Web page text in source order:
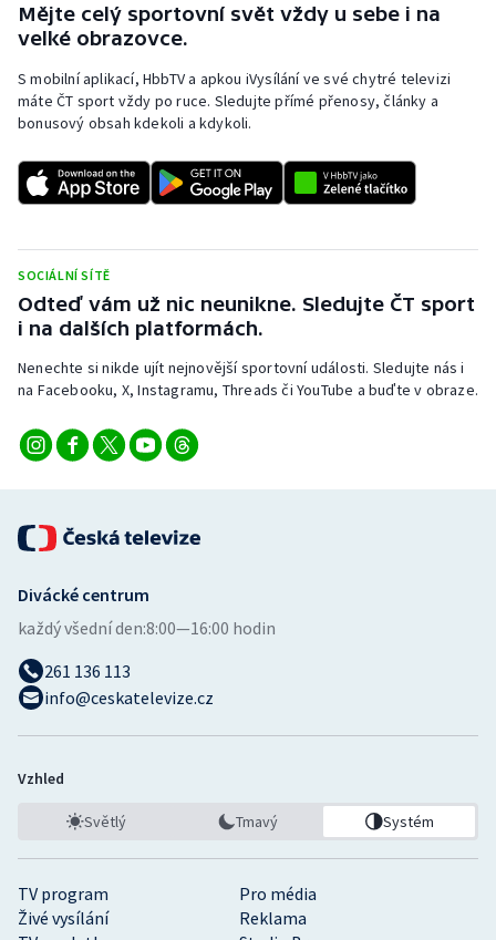
Mějte celý sportovní svět vždy u sebe i na
velké obrazovce.
S mobilní aplikací, HbbTV a apkou iVysílání ve své chytré televizi
máte ČT sport vždy po ruce. Sledujte přímé přenosy, články a
bonusový obsah kdekoli a kdykoli.
SOCIÁLNÍ SÍTĚ
Odteď vám už nic neunikne. Sledujte ČT sport
i na dalších platformách.
Nenechte si nikde ujít nejnovější sportovní události. Sledujte nás i
na Facebooku, X, Instagramu, Threads či YouTube a buďte v obraze.
TV program
Pro média
Živé vysílání
Reklama
Divácké centrum
každý všední den:8:00—16:00 hodin
261 136 113
info@ceskatelevize.cz
Vzhled
Světlý Tmavý Systém